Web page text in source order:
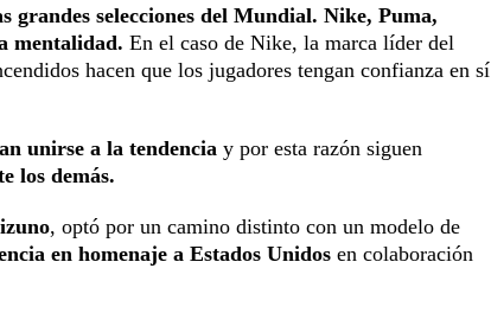
grandes selecciones del Mundial. Nike, Puma,
mentalidad. En el caso de Nike, la marca líder del
hacen que los jugadores tengan confianza en sí
unirse a la tendencia y por esta razón siguen
los demás.
, optó por un camino distinto con un modelo de
en homenaje a Estados Unidos en colaboración